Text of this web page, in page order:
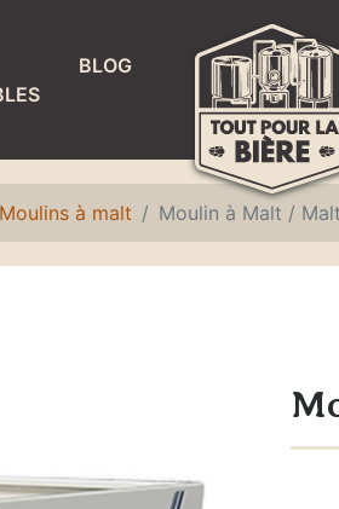
ÉTANCHÉITÉ
Accessoires
Raccords,
BLOG
Moulins à malt Moulin à Malt /